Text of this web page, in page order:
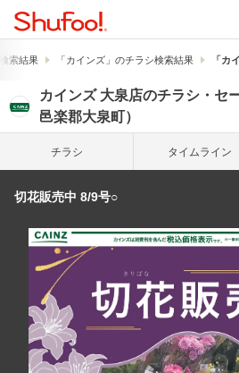
索結果 「カインズ」のチラシ検索結果 「カ
カインズ 大泉店のチラシ・セ
邑楽郡大泉町）
チラシ タイム ライン
切花販売中 8/9号○